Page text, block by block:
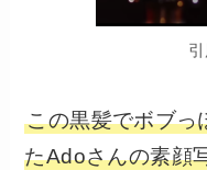
この黒髪でボブっ
たAdoさんの素顔